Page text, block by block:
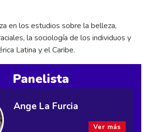
en los estudios sobre la belleza,
la sociología de los individuos y
Latina y el Caribe.
Panelista
Ange La Furcia
Ver más